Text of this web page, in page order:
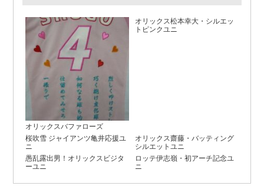
オリックスバファローズ
オリックス松本幸大・シルエッ
トピンクユニ
桜吹雪 ジャイアンツ亀井応援ユ
ニ
オリックス齋藤・バッティング
シルエットユニ
愚乱露出男！オリックスビジタ
ーユニ
ロッテ伊志嶺・初アーチ記念ユ
ニ